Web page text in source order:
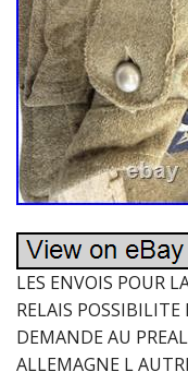
LES ENVOIS POUR
RELAIS POSSIBILITE
DEMANDE AU
ALLEMAGNE L